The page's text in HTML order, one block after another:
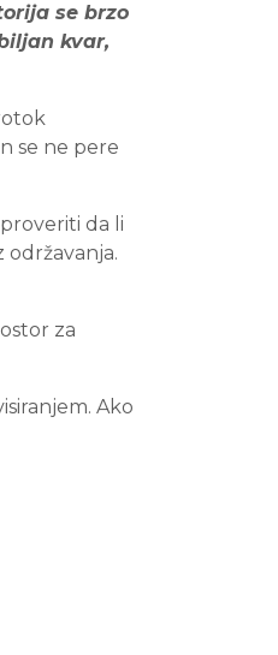
se brzo
kvar,
se ne pere
da li
za
Ako